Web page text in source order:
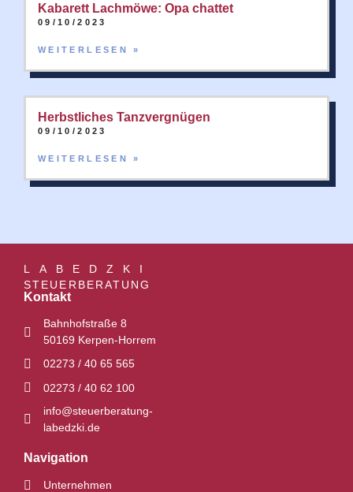
Kabarett Lachmöwe: Opa chattet
09/10/2023
WEITERLESEN »
Herbstliches Tanzvergnügen
09/10/2023
WEITERLESEN »
LABEDZKI
STEUERBERATUNG
Kontakt
Bahnhofstraße 8
50169 Kerpen-Horrem
02273 / 40 65 565
02273 / 40 62 100
info@steuerberatung-
labedzki.de
Navigation
Unternehmen